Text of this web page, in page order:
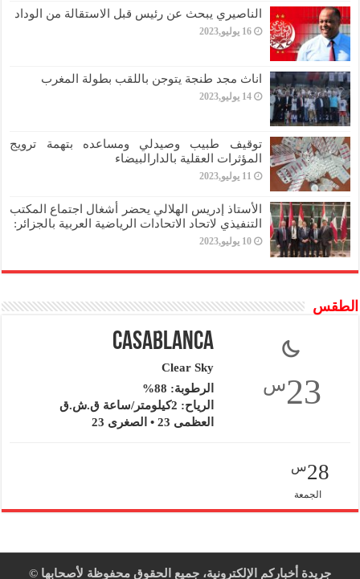
الناصيري يبحث عن رئيس قبل الاستقالة من الوداد
16 يوليو,2023
اناث مجد طنجة يتوجن باللقب بطولة المغرب
14 يوليو,2023
توقيف طبيب وصيدلي ومساعده بتهمة ترويج
المؤثرات العقلية بالدارالبيضاء
11 يوليو,2023
الأستاذ إدريس الهلالي يحضر أشغال اجتماع المكتب
التنفيذي لاتحاد الاتحادات الرياضية العربية بالجزائر:
10 يوليو,2023
الطقس
23س
Casablanca
Clear Sky
الرطوبة: 88%
الرياح: 2كيلومتر/ساعة ق.ش.ق‎
العظمى 23 • الصغرى 23
28س
الجمعة
جريدة أخباركم الإلكترونية، جميع الحقوق محفوظة لأصحابها ©